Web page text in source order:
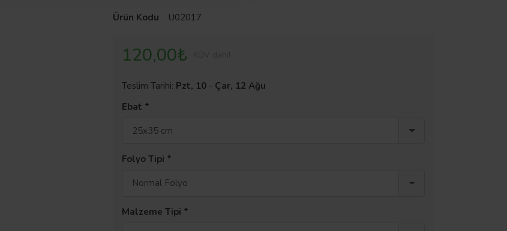
Ürün Kodu
U02017
120,00₺
Teslim Tarihi: Pzt, 10 - Çar, 12 Ağu
Ebat
25x35 cm
Folyo Tipi
Normal Folyo
Malzeme Tipi